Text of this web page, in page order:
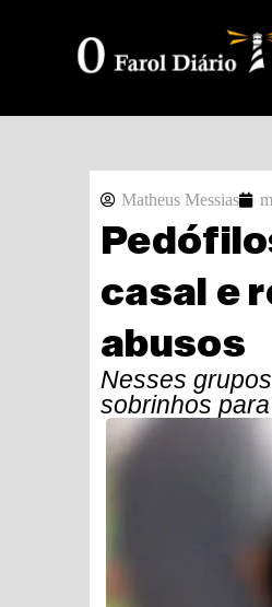
Matheus Messias
casal e
abusos
Nesses
sobrinhos